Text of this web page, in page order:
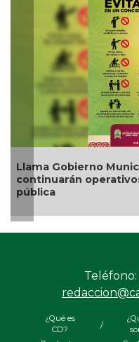
Gobierno Municipal a la
operativos “Cero
Teléfono:
¿Qué es
CD?
/